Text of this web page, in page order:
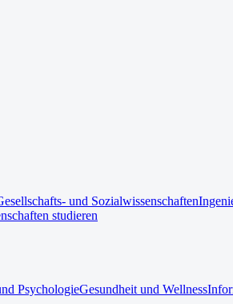
und Sozialwissenschaften
studieren
PsychologieGesundheit und Wellness